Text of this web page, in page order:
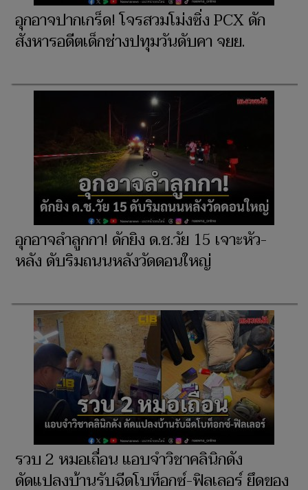
อุกอาจปากเกร็ด! โจรสวมโม่งซิ่ง PCX ดัก
สังหารอดีตเด็กช่างปทุมวันดับคา จยย.
อุกอาจลำลูกกา! ดักยิง ด.ช.วัย 15 เจาะหัว-
หลัง ดับริมถนนหลังวัดดอนใหญ่
รวบ 2 หมอเถื่อน แอบจำวิชาคลินิกดัง
ดัดแปลงบ้านรับฉีดโบท็อกซ์-ฟิลเลอร์ ยึดของ